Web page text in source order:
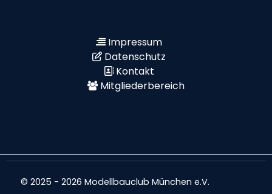
Impressum
Datenschutz
Kontakt
Mitgliederbereich
© 2025 - 2026 Modellbauclub München e.V.